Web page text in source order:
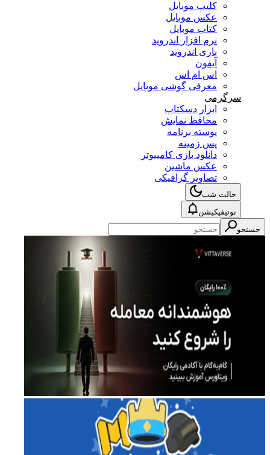
کلیپ موبایل
عکس موبایل
کتاب موبایل
نرم افزار اندروید
بازی اندروید
آیفون
اس ام اس
معرفی گوشی موبایل
سرگرمی
ابزار دسکتاپ
محافظ نمایش
پوسته برنامه
پس زمینه
دانلود بازی کامپیوتر
عکس ماشین
تصاویر گرافیکی
حالت شب
نوتیفیکیشن
جستجو